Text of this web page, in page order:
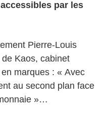
par les
Pierre-Louis
Kaos, cabinet
marques : « Avec
au second plan face
»…